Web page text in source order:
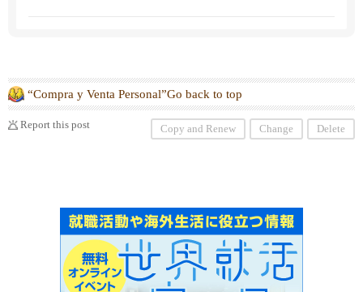
“Compra y Venta Personal”Go back to top
Report this post Copy and Renew Change Delete